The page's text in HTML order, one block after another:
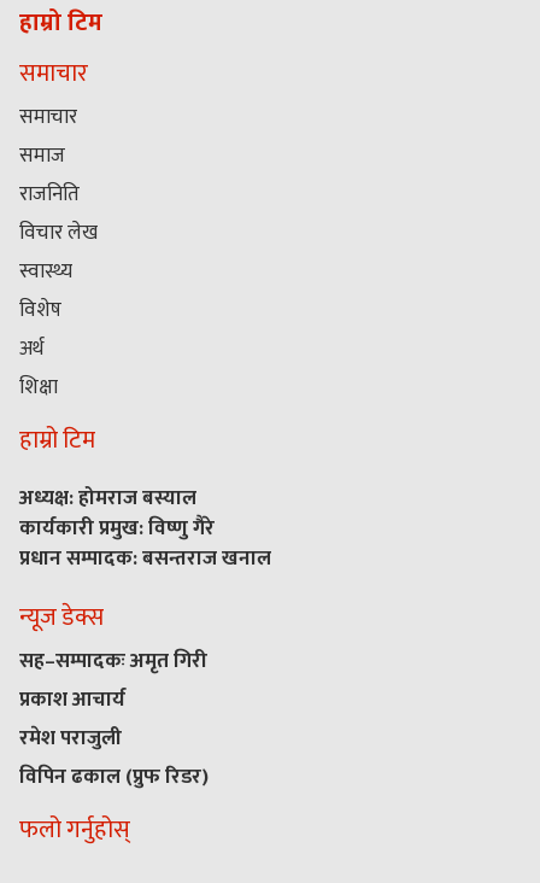
हाम्रो टिम
समाचार
समाचार
समाज
राजनिति
विचार लेख
स्वास्थ्य
विशेष
अर्थ
शिक्षा
हाम्रो टिम
अध्यक्ष: होमराज बस्याल
कार्यकारी प्रमुख: विष्णु गैरे
प्रधान सम्पादक: बसन्तराज खनाल
न्यूज डेक्स
सह–सम्पादकः अमृत गिरी
प्रकाश आचार्य
रमेश पराजुली
विपिन ढकाल (प्रुफ रिडर)
फलो गर्नुहोस्